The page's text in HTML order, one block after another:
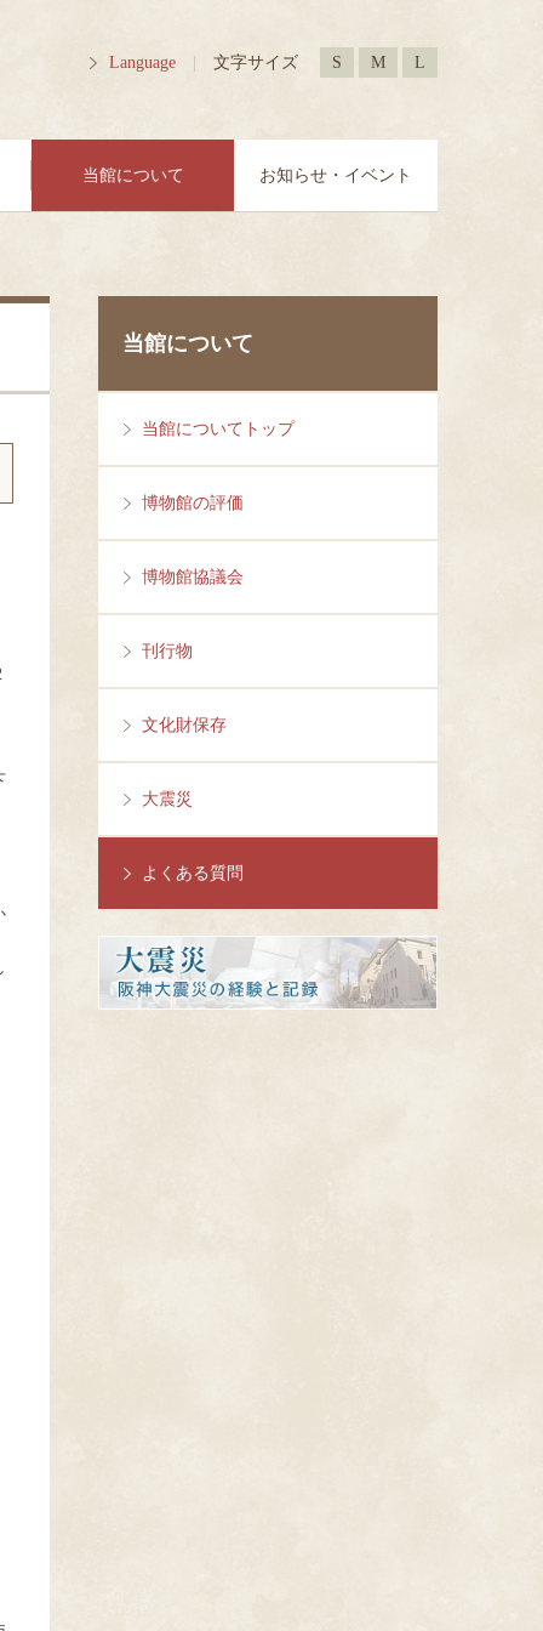
Language 文字サイズ S M L
当館について お知らせ・イベント
当館について
当館についてトップ
博物館の評価
博物館協議会
刊行物
文化財保存
大震災
よくある質問